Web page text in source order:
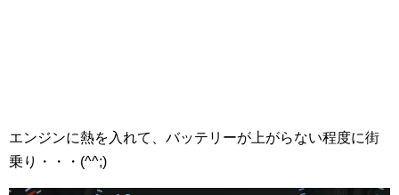
エンジンに熱を入れて、バッテリーが上がらない程度に街
乗り・・・(^^;)